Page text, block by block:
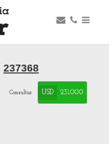
237368
Consultar USD 231.000